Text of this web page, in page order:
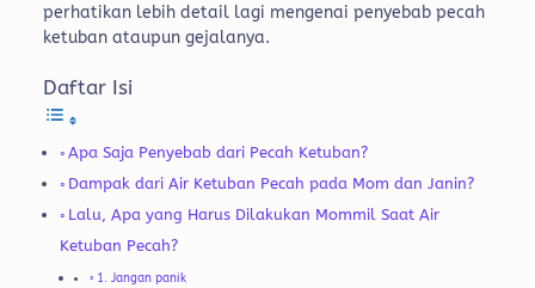
perhatikan lebih detail lagi mengenai penyebab pecah
ketuban ataupun gejalanya.
Daftar Isi
Apa Saja Penyebab dari Pecah Ketuban?
Dampak dari Air Ketuban Pecah pada Mom dan Janin?
Lalu, Apa yang Harus Dilakukan Mommil Saat Air
Ketuban Pecah?
1. Jangan panik